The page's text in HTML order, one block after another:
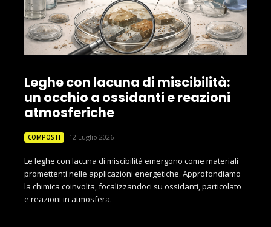
Leghe con lacuna di miscibilità:
un occhio a ossidanti e reazioni
atmosferiche
COMPOSTI 12 Luglio 2026
Le leghe con lacuna di miscibilità emergono come materiali
promettenti nelle applicazioni energetiche. Approfondiamo
la chimica coinvolta, focalizzandoci su ossidanti, particolato
e reazioni in atmosfera.